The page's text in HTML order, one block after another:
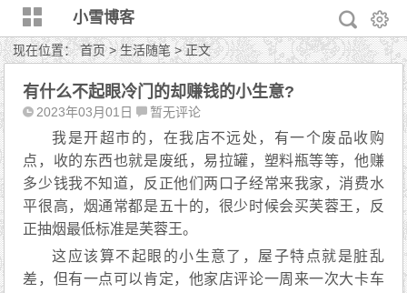
小雪博客
现在位置：首页>生活随笔> 正文
有什么不起眼冷门的却赚钱的小生意?
2023年03月01日 暂无评论
我是开超市的，在我店不远处，有一个废品收购
点，收的东西也就是废纸，易拉罐，塑料瓶等等，他赚
多少钱我不知道，反正他们两口子经常来我家，消费水
平很高，烟通常都是五十的，很少时候会买芙蓉王，反
正抽烟最低标准是芙蓉王。
这应该算不起眼的小生意了，屋子特点就是脏乱
差，但有一点可以肯定，他家店评论一周来一次大卡车